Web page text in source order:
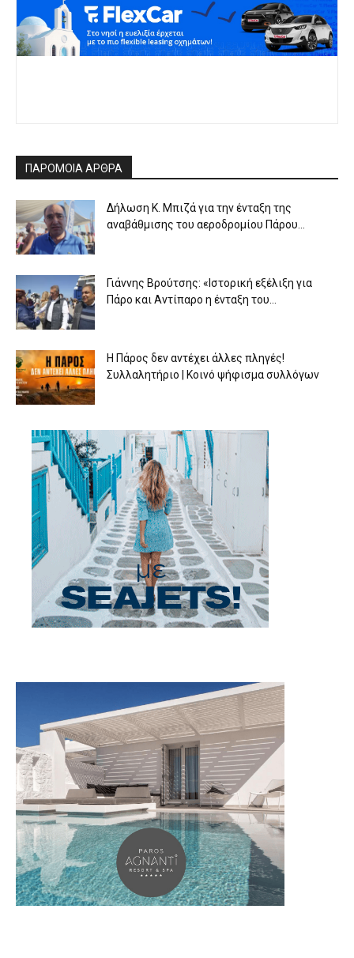
ΠΑΡΟΜΟΙΑ ΑΡΘΡΑ
Δήλωση Κ. Μπιζά για την ένταξη της
αναβάθμισης του αεροδρομίου Πάρου...
Γιάννης Βρούτσης: «Ιστορική εξέλιξη για
Πάρο και Αντίπαρο η ένταξη του...
Η Πάρος δεν αντέχει άλλες πληγές!
Συλλαλητήριο | Κοινό ψήφισμα συλλόγων